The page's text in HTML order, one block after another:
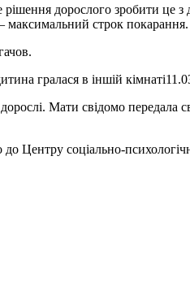
строк покарання.
гралася в іншій кімнаті
Мати свідомо
Центру соціально-